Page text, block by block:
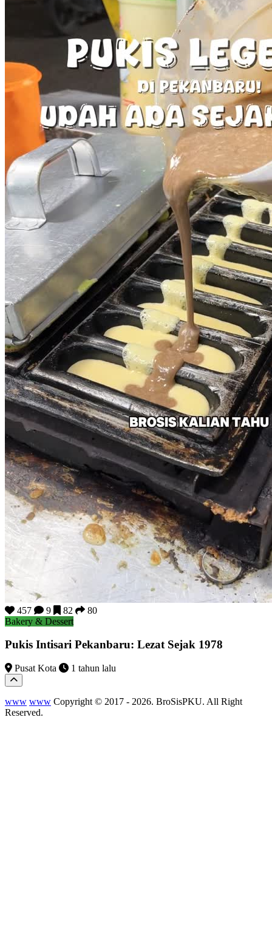
457 9 82
80
Bakery & Dessert
Pukis Intisari Pekanbaru: Lezat Sejak 1978
Pusat Kota 1 tahun lalu
www www Copyright © 2017 - 2026. BroSisPKU. All Right
Reserved.